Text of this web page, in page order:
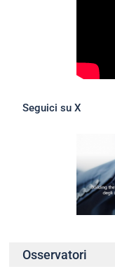
Seguici su X
Osservatori